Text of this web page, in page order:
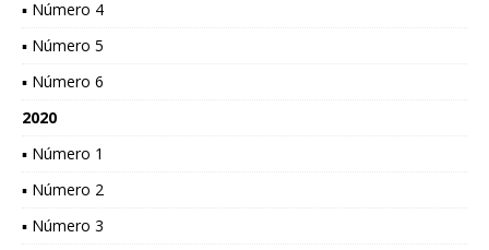
▪ Número 4
▪ Número 5
▪ Número 6
2020
▪ Número 1
▪ Número 2
▪ Número 3